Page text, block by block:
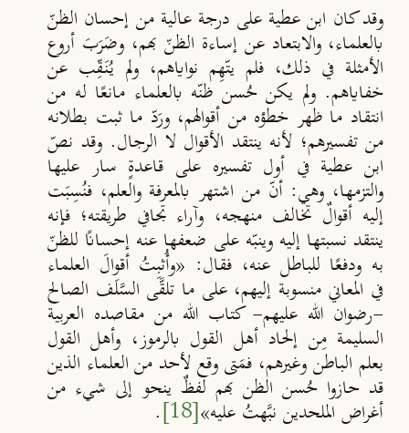
وقد كان ابن عطية على درجة عالية من إحسان الظنّ
بالعلماء، والابتعاد عن إساءة الظنّ بهم، وضَرَبَ أروع
الأمثلة في ذلك، فلم يتهِم نواياهم، ولم يُنَقِب عن
خفاياهم. ولم يكن حُسن ظنّه بالعلماء مانعًا له من
انتقاد ما ظهر خطؤه من أقوالهم، ورَد ما ثبت بطلانه
من تفسيرهم؛ لأنه ينتقد الأقوال لا الرجال.وقد نصّ
ابن عطية في أول تفسيره على قاعدةٍ سار عليها
والتزمها،وهي: أن من اشتهر بالمعرفة والعلم، فنُسِبَت
إليه أقوالٌ تخالفمنهجه، وآراء تجافي طريقته؛ فإنه
ينتقد نسبتها إليه وينبّه على ضعفها عنه إحسانًا للظنّ
به ودفعًا للباطل عنه، فقال: «وأُثبِتُ أقوالَ العلماء
في المعاني منسوبة إليهم، على ما تلقَى السَّلَف الصالح
-رضوان الله عليهم- كتاب الله من مقاصده العربية
السليمة مِن إلحاد أهل القول بالرموز، وأهل القول
بعلم الباطن وغيرهم، فمَتى وقع لأحد منالعلماء الذين
قد حازوا حُسن الظن بهم لفظٌ ينحو إلى شيء من
أغراض الملحدين نبَهتُ عليه»[18]
.